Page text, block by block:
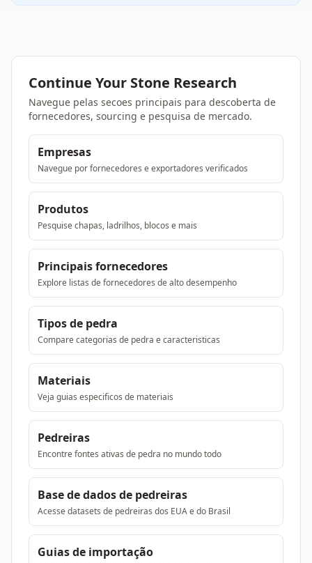
Continue Your Stone Research
Navegue pelas secoes principais para descoberta de
fornecedores, sourcing e pesquisa de mercado.
Empresas
Navegue por fornecedores e exportadores verificados
Produtos
Pesquise chapas, ladrilhos, blocos e mais
Principais fornecedores
Explore listas de fornecedores de alto desempenho
Tipos de pedra
Compare categorias de pedra e caracteristicas
Materiais
Veja guias especificos de materiais
Pedreiras
Encontre fontes ativas de pedra no mundo todo
Base de dados de pedreiras
Acesse datasets de pedreiras dos EUA e do Brasil
Guias de importação